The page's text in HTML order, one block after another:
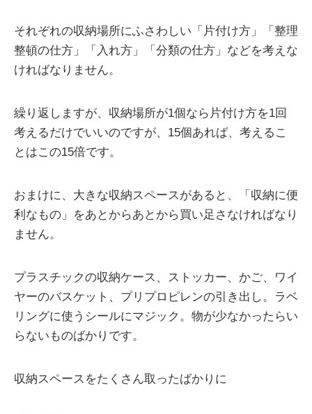
それぞれの収納場所にふさわしい「片付け方」「整理
整頓の仕方」「入れ方」「分類の仕方」などを考えな
ければなりません。
繰り返しますが、収納場所が1個なら片付け方を1回
考えるだけでいいのですが、15個あれば、考えるこ
とはこの15倍です。
おまけに、大きな収納スペースがあると、「収納に便
利なもの」をあとからあとから買い足さなければなり
ません。
プラスチックの収納ケース、ストッカー、かご、ワイ
ヤーのバスケット、プリプロピレンの引き出し。ラベ
リングに使うシールにマジック。物が少なかったらい
らないものばかりです。
収納スペースをたくさん取ったばかりに